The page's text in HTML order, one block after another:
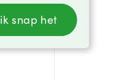
ik snap het